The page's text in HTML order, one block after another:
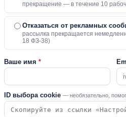
прекращение — в течение 10
Отказаться от рекламных
рассылка прекращается
18 ФЗ-38)
Ваше имя *
ID выбора cookie — необязательно,